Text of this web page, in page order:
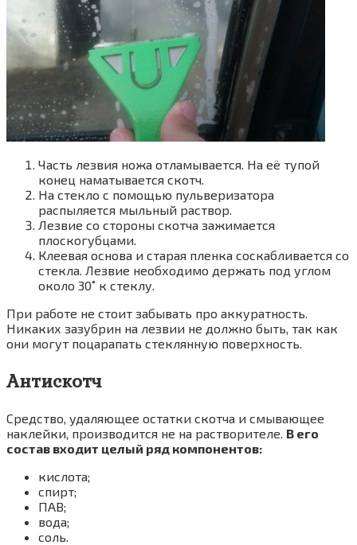
Часть лезвия ножа отламывается. На её тупой
конец наматывается скотч.
На стекло с помощью пульверизатора
распыляется мыльный раствор.
Лезвие со стороны скотча зажимается
плоскогубцами.
Клеевая основа и старая пленка соскабливается со
стекла. Лезвие необходимо держать под углом
около 30˚ к стеклу.
При работе не стоит забывать про аккуратность.
Никаких зазубрин на лезвии не должно быть, так как
они могут поцарапать стеклянную поверхность.
Антискотч
Средство, удаляющее остатки скотча и смывающее
наклейки, производится не на растворителе. В его
состав входит целый ряд компонентов:
кислота;
спирт;
ПАВ;
вода;
соль.